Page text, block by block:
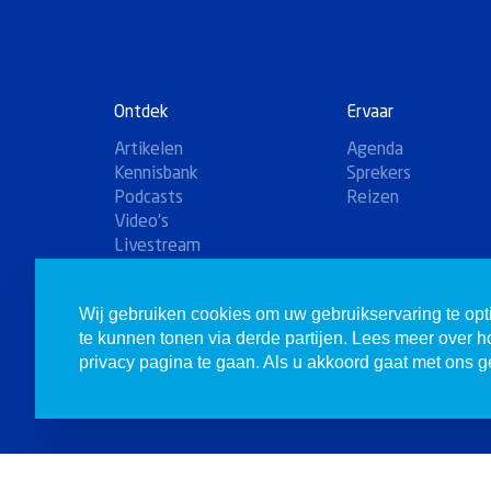
Ontdek
Artikelen
Kennisbank
Podcasts
Video's
Livestream
Ervaar
Agenda
Sprekers
Reizen
Wij gebruiken cookies om uw gebruikservaring te
te kunnen tonen via derde partijen. Lees meer over
privacy pagina te gaan. Als u akkoord gaat met ons